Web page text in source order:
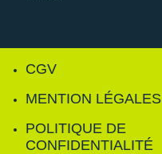
CGV
MENTION LÉGALES
POLITIQUE DE
CONFIDENTIALITÉ